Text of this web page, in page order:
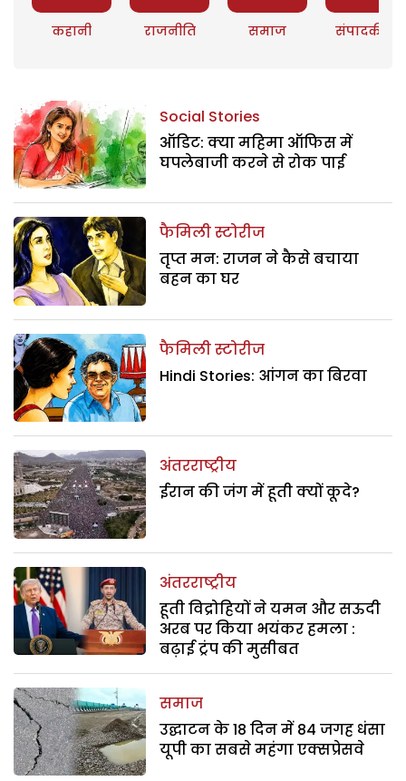
कहानी राजनीति समाज संपादकीय
Social Stories
ऑडिट: क्या महिमा ऑफिस में
घपलेबाजी करने से रोक पाई
फैमिली स्टोरीज
तृप्त मन: राजन ने कैसे बचाया
बहन का घर
फैमिली स्टोरीज
Hindi Stories: आंगन का बिरवा
अंतरराष्ट्रीय
ईरान की जंग में हूती क्यों कूदे?
अंतरराष्ट्रीय
हूती विद्रोहियों ने यमन और सऊदी
अरब पर किया भयंकर हमला :
बढ़ाई ट्रंप की मुसीबत
समाज
उद्घाटन के 18 दिन में 84 जगह धंसा
यूपी का सबसे महंगा एक्सप्रेसवे